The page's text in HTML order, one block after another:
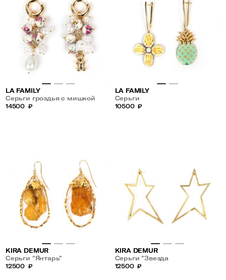
LA FAMILY
Серьги гроздья с мишкой
14500 ₽
LA FAMILY
Серьги
10500 ₽
KIRA DEMUR
Серьги "Янтарь"
12500 ₽
KIRA DEMUR
Серьги "Звезда
пленительного счастья"
12500 ₽